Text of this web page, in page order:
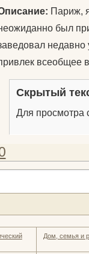
Париж,
был
всеобщее
Скрытый
Для просмотра
Дом, семья и